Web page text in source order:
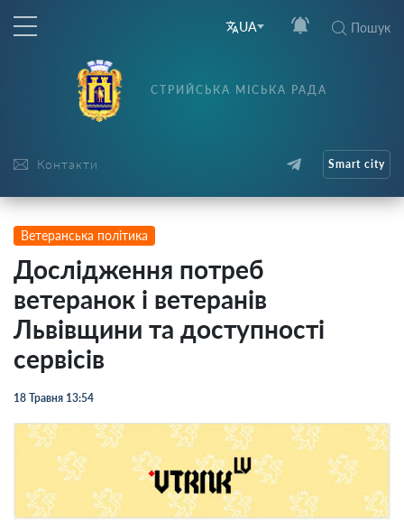
UA Пошук
Контакти
СТРИЙСЬКА МІСЬКА РАДА
Smart city
Ветеранська політика
Дослідження потреб
ветеранок і ветеранів
Львівщини та доступності
сервісів
18 Травня 13:54